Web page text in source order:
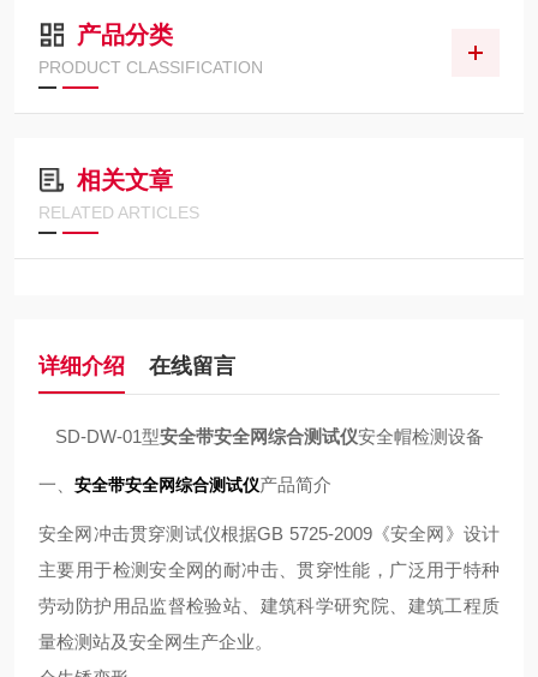
产品分类
PRODUCT CLASSIFICATION
相关文章
RELATED ARTICLES
详细介绍 在线留言
SD-DW-01型安全带安全网综合测试仪安全帽检测设备
一、 安全带安全网综合测试仪产品简介
安全网冲击贯穿测试仪根据GB 5725-2009《安全网》设计
主要用于检测安全网的耐冲击、贯穿性能，广泛用于特种
劳动防护用品监督检验站、建筑科学研究院、建筑工程质
量检测站及安全网生产企业。